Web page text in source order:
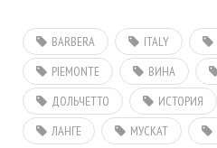
BARBERA ITALY
PIEMONTE
ВИНА
ДОЛЬЧЕТТО
ИСТОРИЯ
ЛАНГЕ
МУСКАТ